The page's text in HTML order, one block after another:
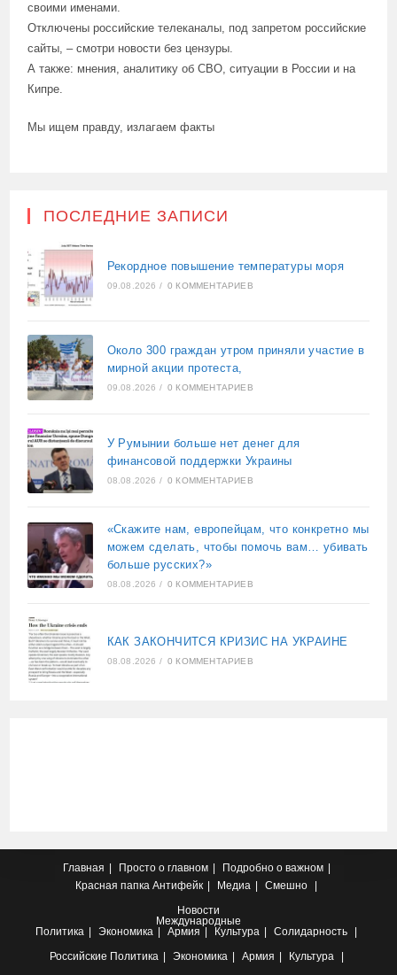
своими именами.
Отключены российские телеканалы, под запретом российские
сайты, – смотри новости без цензуры.
А также: мнения, аналитику об СВО, ситуации в России и на
Кипре.
Мы ищем правду, излагаем факты
ПОСЛЕДНИЕ ЗАПИСИ
Рекордное повышение температуры моря
09.08.2026 / 0 КОММЕНТАРИЕВ
Около 300 граждан утром приняли участие в
мирной акции протеста,
09.08.2026 / 0 КОММЕНТАРИЕВ
У Румынии больше нет денег для
финансовой поддержки Украины
08.08.2026 / 0 КОММЕНТАРИЕВ
«Скажите нам, европейцам, что конкретно мы
можем сделать, чтобы помочь вам… убивать
больше русских?»
08.08.2026 / 0 КОММЕНТАРИЕВ
КАК ЗАКОНЧИТСЯ КРИЗИС НА УКРАИНЕ
08.08.2026 / 0 КОММЕНТАРИЕВ
Главная Просто о главном
Подробно о важном
Красная папка Антифейк Медиа
Смешно
Новости
Международные
Политика
Экономика Армия Культура
Солидарность
Российские Политика Экономика Армия Культура